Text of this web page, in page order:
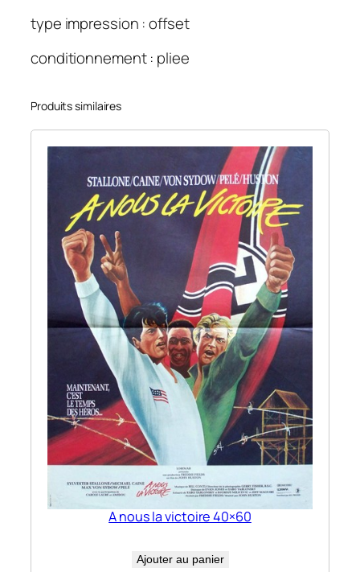
type impression : offset
conditionnement : pliee
Produits similaires
A nous la victoire 40×60
Ajouter au panier